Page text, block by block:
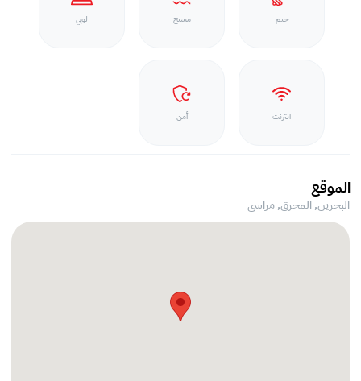
جيم مسبح لوبي
انترنت أمن
الموقع
البحرين, المحرق,مراسي